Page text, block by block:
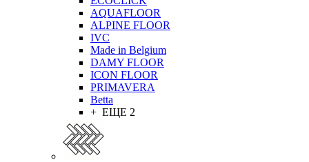
AQUAFLOOR
ALPINE FLOOR
IVC
Made in Belgium
DAMY FLOOR
ICON FLOOR
PRIMAVERA
Betta
+ ЕЩЕ 2